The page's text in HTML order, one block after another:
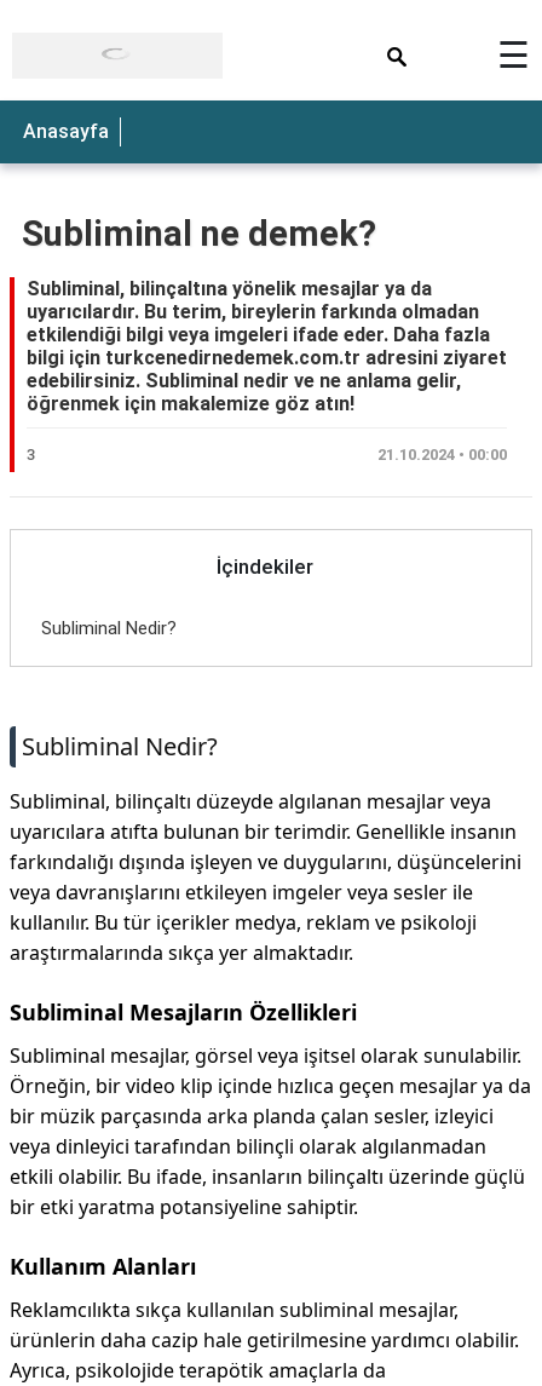
☰
Anasayfa
Subliminal ne demek?
Subliminal, bilinçaltına yönelik mesajlar ya da
uyarıcılardır. Bu terim, bireylerin farkında olmadan
etkilendiği bilgi veya imgeleri ifade eder. Daha fazla
bilgi için turkcenedirnedemek.com.tr adresini ziyaret
edebilirsiniz. Subliminal nedir ve ne anlama gelir,
öğrenmek için makalemize göz atın!
3 21.10.2024 • 00:00
İçindekiler
Subliminal Nedir?
Subliminal Nedir?
Subliminal, bilinçaltı düzeyde algılanan mesajlar veya
uyarıcılara atıfta bulunan bir terimdir. Genellikle insanın
farkındalığı dışında işleyen ve duygularını, düşüncelerini
veya davranışlarını etkileyen imgeler veya sesler ile
kullanılır. Bu tür içerikler medya, reklam ve psikoloji
araştırmalarında sıkça yer almaktadır.
Subliminal Mesajların Özellikleri
Subliminal mesajlar, görsel veya işitsel olarak sunulabilir.
Örneğin, bir video klip içinde hızlıca geçen mesajlar ya da
bir müzik parçasında arka planda çalan sesler, izleyici
veya dinleyici tarafından bilinçli olarak algılanmadan
etkili olabilir. Bu ifade, insanların bilinçaltı üzerinde güçlü
bir etki yaratma potansiyeline sahiptir.
Kullanım Alanları
Reklamcılıkta sıkça kullanılan subliminal mesajlar,
ürünlerin daha cazip hale getirilmesine yardımcı olabilir.
Ayrıca, psikolojide terapötik amaçlarla da